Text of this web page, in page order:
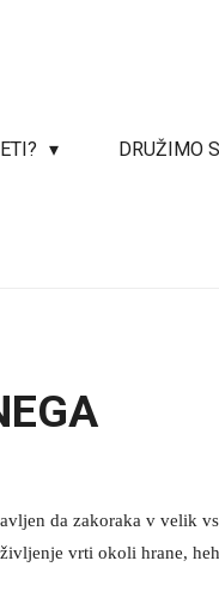
DRUŽIMO
da zakoraka v velik
vrti okoli hrane,